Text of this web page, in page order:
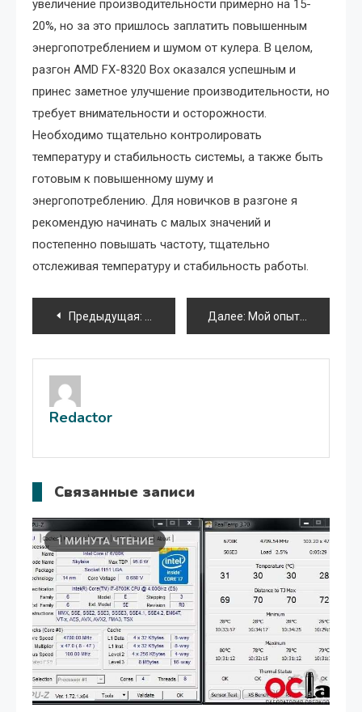
увеличение производительности примерно на 15-
20%, но за это пришлось заплатить повышенным
энергопотреблением и шумом от кулера. В целом,
разгон AMD FX-8320 Box оказался успешным и
принес заметное улучшение производительности, но
требует внимательности и осторожности.
Необходимо тщательно контролировать
температуру и стабильность системы, а также быть
готовым к повышенному шуму и
энергопотреблению. Для новичков в разгоне я
рекомендую начинать с малых значений и
постепенно повышать частоту, тщательно
отслеживая температуру и стабильность работы.
Навигация
по
записям
Предыдущая: Выбор планшета для ребенка:
Далее: Мой опыт настройки планшета Android на Wi-Fi
Redactor
Связанные записи
1 МИНУТА ЧТЕНИЕ